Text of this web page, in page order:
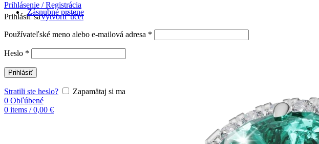
Prihlásenie / Registrácia
Prihlásiť saVytvoriť účet
Používateľské meno alebo e-mailová adresa *
Heslo *
Prihlásiť
Stratili ste heslo?
Zapamätaj si ma
0 Obľúbené
0 items / 0,00 €
Zásnubné prstene